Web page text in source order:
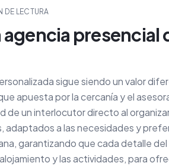
DE LECTURA
agencia presencial
sigue siendo un valor
apuesta por la cercanía y el
de un interlocutor directo al
a las necesidades y
garantizando que cada detalle
y las actividades, para